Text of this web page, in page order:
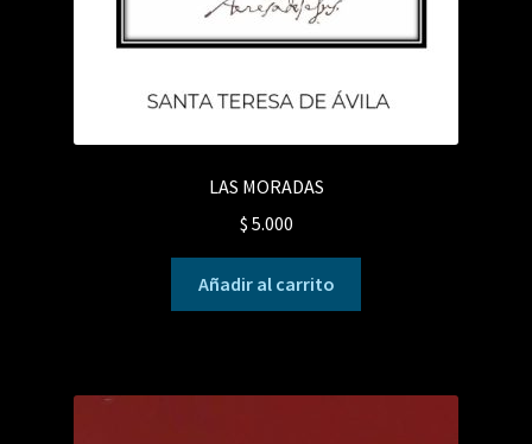
LAS MORADAS
$ 5.000
Añadir al carrito